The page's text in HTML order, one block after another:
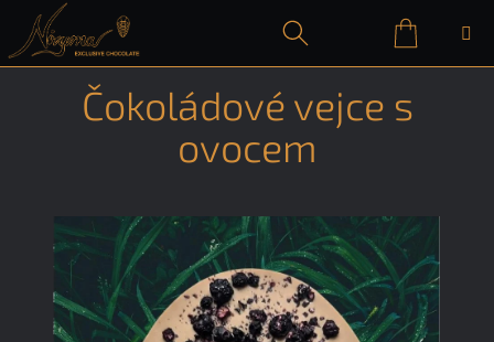
obsah
HledatPřihlášeníNákupní
Čokoládové vejce s
ovocem